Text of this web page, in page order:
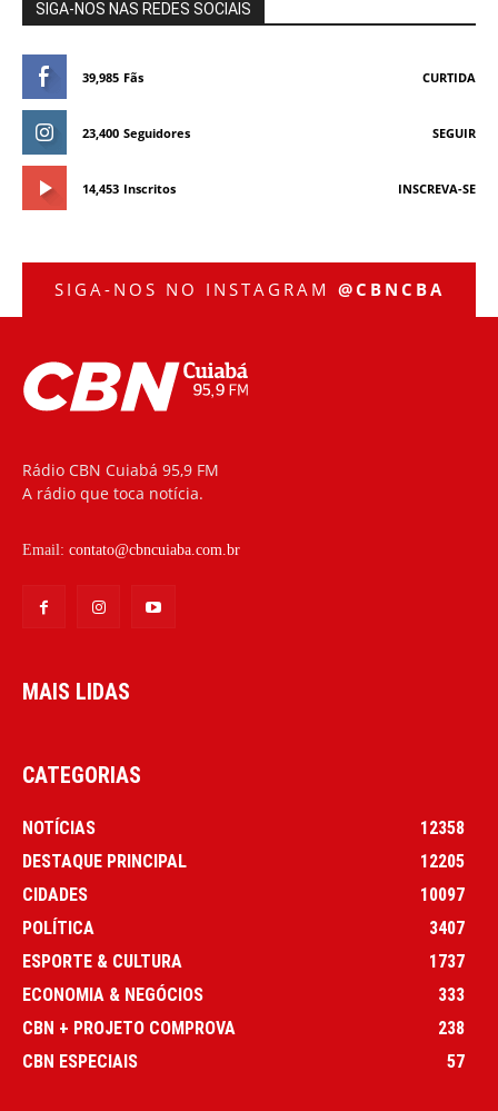
SIGA-NOS NAS REDES SOCIAIS
39,985 Fãs CURTIDA
23,400 Seguidores SEGUIR
14,453 Inscritos INSCREVA-SE
SIGA-NOS NO INSTAGRAM @CBNCBA
Rádio CBN Cuiabá 95,9 FM
A rádio que toca notícia.
Email: contato@cbncuiaba.com.br
MAIS LIDAS
CATEGORIAS
NOTÍCIAS
12358
DESTAQUE PRINCIPAL
12205
CIDADES
10097
POLÍTICA
3407
ESPORTE & CULTURA
1737
ECONOMIA & NEGÓCIOS
333
CBN + PROJETO COMPROVA
238
CBN ESPECIAIS
57